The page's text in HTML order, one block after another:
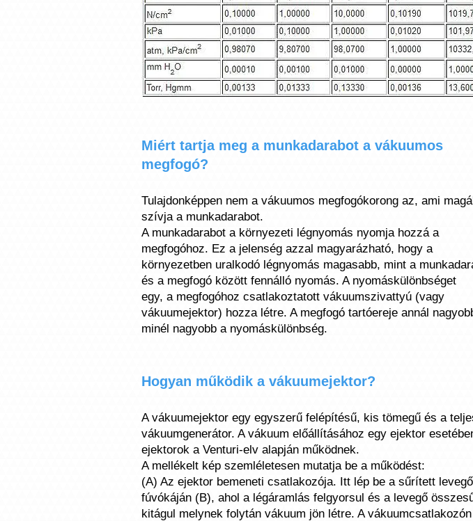
Miért tartja meg a munkadarabot a vákuumos
megfogó?
Tulajdonképpen nem a vákuumos megfogókorong az, ami
szívja a munkadarabot.
A munkadarabot a környezeti légnyomás nyomja hozzá a
megfogóhoz. Ez a jelenség azzal magyarázható, hogy a
környezetben uralkodó légnyomás magasabb, mint a
és a megfogó között fennálló nyomás. A nyomáskülönbséget
egy, a megfogóhoz csatlakoztatott vákuumszivattyú (vagy
vákuumejektor) hozza létre. A megfogó tartóereje annál
minél nagyobb a nyomáskülönbség.
Hogyan működik a vákuumejektor?
A vákuumejektor egy egyszerű felépítésű, kis tömegű és a
vákuumgenerátor. A vákuum előállításához egy ejektor
ejektorok a Venturi-elv alapján működnek.
A mellékelt kép szemléletesen mutatja be a működést:
(A) Az ejektor bemeneti csatlakozója. Itt lép be a sűrített
fúvókáján (B), ahol a légáramlás felgyorsul és a levegő
kitágul melynek folytán vákuum jön létre. A